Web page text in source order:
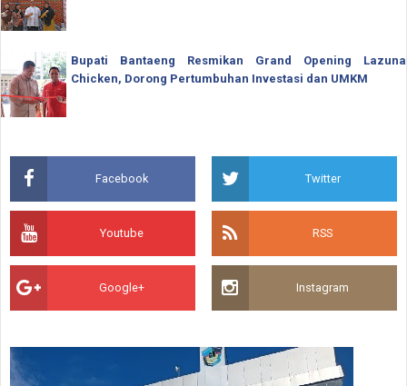
Bupati Bantaeng Resmikan Grand Opening Lazuna
Chicken, Dorong Pertumbuhan Investasi dan UMKM
Facebook Twitter
Youtube RSS
Google+ Instagram